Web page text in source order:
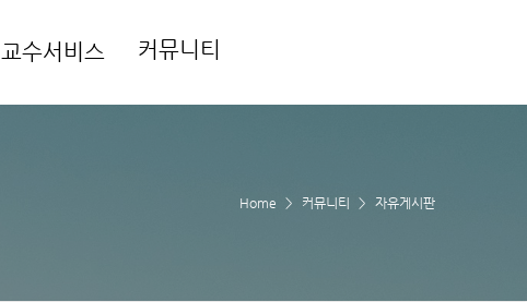
교수서비스 커뮤니티
Home 커뮤니티 자유게시판